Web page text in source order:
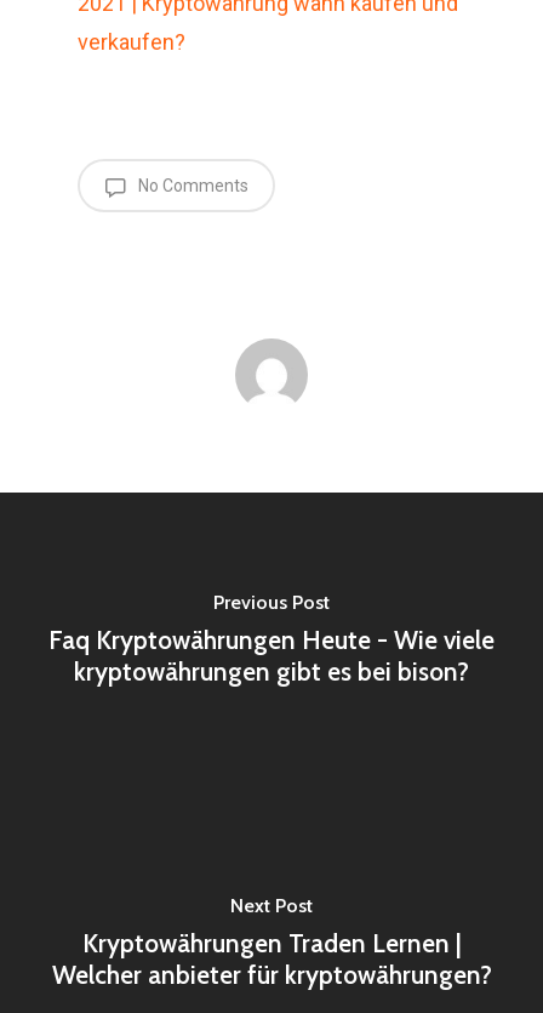
verkaufen?
No Comments
Previous Post
Faq Kryptowährungen Heute - Wie viele
kryptowährungen gibt es bei bison?
Next Post
Kryptowährungen Traden Lernen |
Welcher anbieter für kryptowährungen?